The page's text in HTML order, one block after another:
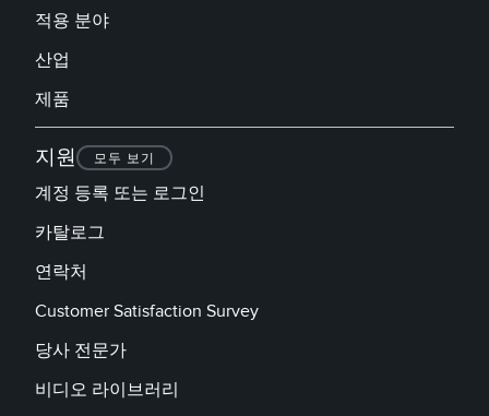
적용 분야
산업
제품
지원 모두 보기
계정 등록 또는 로그인
카탈로그
연락처
Customer Satisfaction Survey
당사 전문가
비디오 라이브러리